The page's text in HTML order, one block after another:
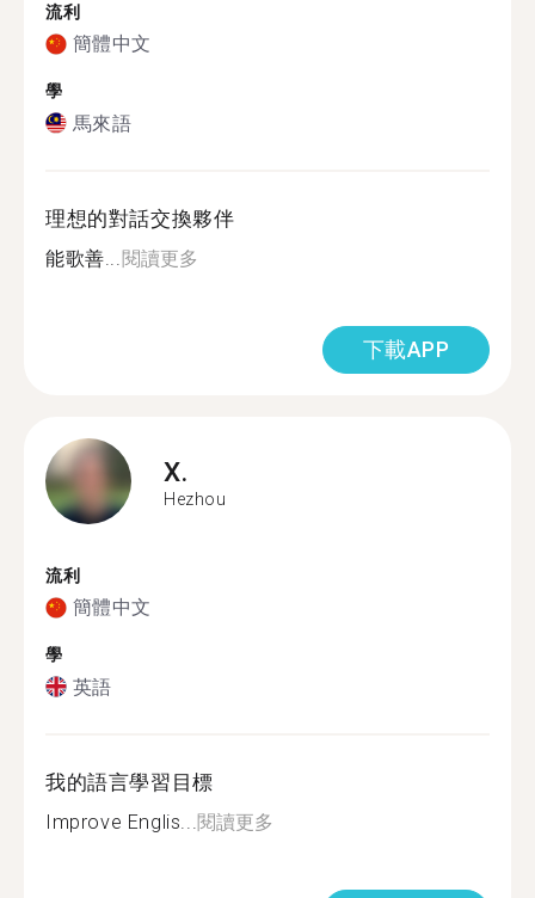
流利
簡體中文
學
馬來語
理想的對話交換夥伴
能歌善... 閱讀更多
下載APP
X.
Hezhou
流利
簡體中文
學
英語
我的語言學習目標
Improve Englis... 閱讀更多